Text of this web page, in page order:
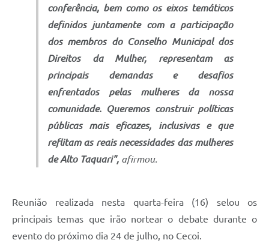
conferência, bem como os eixos temáticos
definidos juntamente com a participação
dos membros do Conselho Municipal dos
Direitos da Mulher, representam as
principais demandas e desafios
enfrentados pelas mulheres da nossa
comunidade. Queremos construir políticas
públicas mais eficazes, inclusivas e que
reflitam as reais necessidades das mulheres
de Alto Taquari", afirmou.
Reunião realizada nesta quarta-feira (16) selou os
principais temas que irão nortear o debate durante o
evento do próximo dia 24 de julho, no Cecoi.